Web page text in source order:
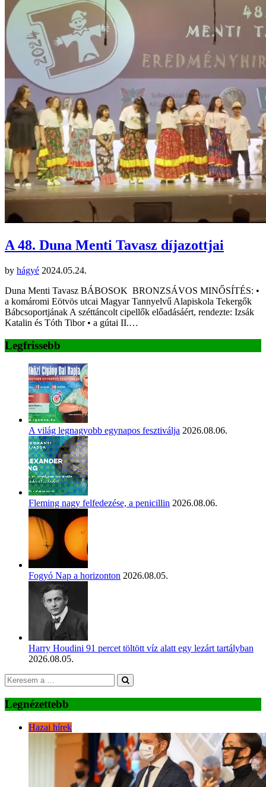
A 48. Duna Menti Tavasz díjazottjai
by hágyé 2024.05.24.
Duna Menti Tavasz BÁBOSOK BRONZSÁVOS MINŐSÍTÉS: •
a komáromi Eötvös utcai Magyar Tannyelvű Alapiskola Tekergők
Bábcsoportjának A széttáncolt cipellők előadásáért, rendezte: Izsák
Katalin és Tóth Tibor • a gútai II.…
Legfrissebb
A világ legnagyobb egynapos fesztiválja 2026.08.06.
Fleming nagy felfedezése, a penicillin 2026.08.06.
Fogyó Nap a horizonton 2026.08.05.
Harry Houdini 91 percet töltött víz alatt egy lezárt tartályban
2026.08.05.
Legnézettebb
Hazai hírek